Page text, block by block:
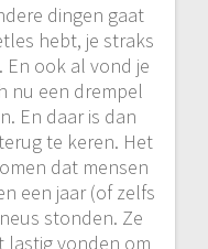
dingen gaat
hebt, je straks
En ook al vond je
nu een drempel
En daar is dan
te keren. Het
dat mensen
een jaar (of zelfs
stonden. Ze
lastig vonden om